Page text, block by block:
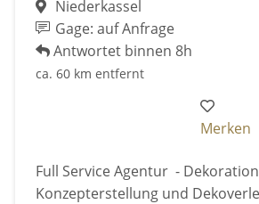
Niederkassel
Gage: auf Anfrage
Antwortet binnen 8h
ca. 60 km entfernt
Merken
Full Service Agentur -
Konzepterstellung und